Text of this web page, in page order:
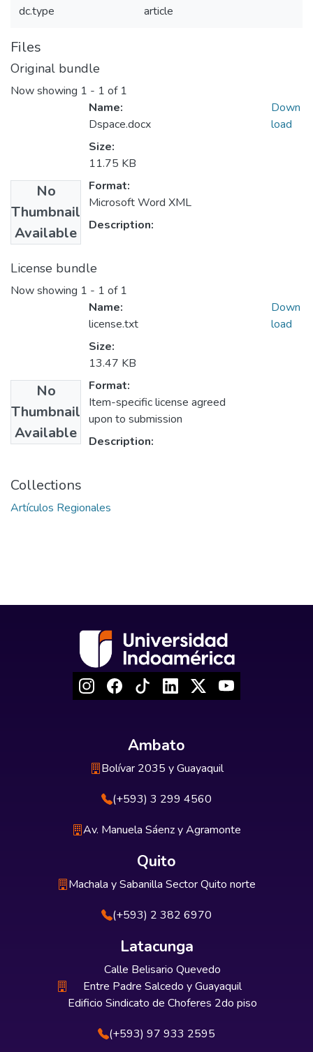
dc.type article
Files
Original bundle
Now showing 1 - 1 of 1
No
Thumbnail
Available
Name:
Dspace.docx
Size:
11.75 KB
Format:
Microsoft Word XML
Description:
Down
load
License bundle
Now showing 1 - 1 of 1
No
Thumbnail
Available
Name:
license.txt
Size:
13.47 KB
Format:
Item-specific license agreed
upon to submission
Description:
Down
load
Collections
Artículos Regionales
Ambato
Bolívar 2035 y Guayaquil
(+593) 3 299 4560
Av. Manuela Sáenz y Agramonte
Quito
Machala y Sabanilla Sector Quito norte
(+593) 2 382 6970
Latacunga
Calle Belisario Quevedo
Entre Padre Salcedo y Guayaquil
Edificio Sindicato de Choferes 2do piso
(+593) 97 933 2595